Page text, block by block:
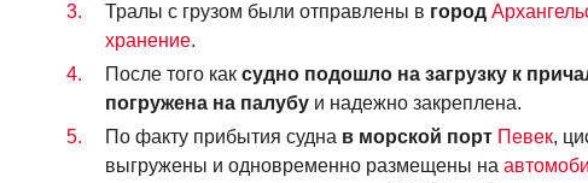
Тралы с грузом были отправлены в город
хранение.
После того каксудно подошло на загрузку к
погружена на палубу и надежно закреплена.
По факту прибытия судна в морской порт Певек,
выгружены и одновременно размещены на